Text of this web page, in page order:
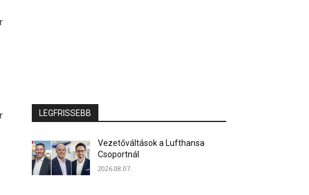
LEGFRISSEBB
Vezetőváltások a Lufthansa
Csoportnál
2026.08.07.